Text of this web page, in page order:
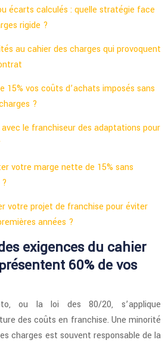
écarts calculés : quelle stratégie face
rigide ?
au cahier des charges qui provoquent
15% vos coûts d’achats imposés sans
?
le franchiseur des adaptations pour
votre marge nette de 15% sans
votre projet de franchise pour éviter
années ?
exigences du cahier
60% de vos
ou la loi des 80/20, s’applique
des coûts en franchise. Une minorité
charges est souvent responsable de la